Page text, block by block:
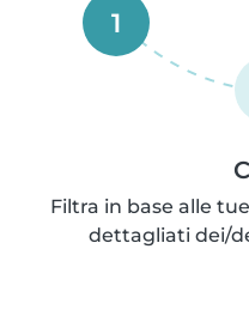
1
Filtra in base alle
dettagliati dei/